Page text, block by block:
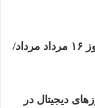
قیمت سکه‌و‌طلا‌ امروز ۱۶ مرداد مرداد/
دیجیتال در